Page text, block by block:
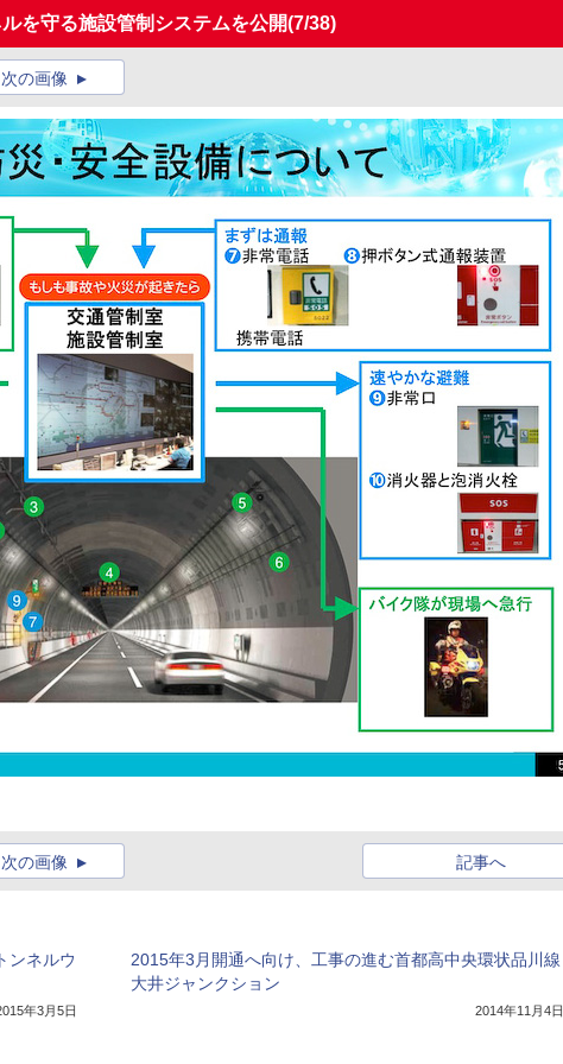
を守る施設管制システムを公開(7/38)
次の画像
記事へ
次の画像
ンネルウ
年3月5日
2015年3月開通へ向け、工事の進む首都高中央環状品川線
大井ジャンクション
2014年11月4日